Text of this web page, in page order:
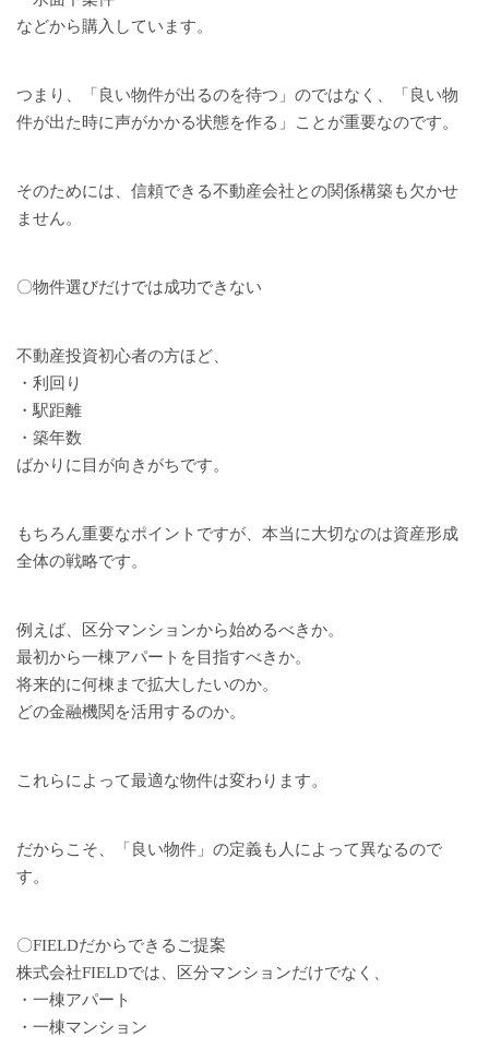
などから購入しています。
つまり、「良い物件が出るのを待つ」のではなく、「良い物
件が出た時に声がかかる状態を作る」ことが重要なのです。
そのためには、信頼できる不動産会社との関係構築も欠かせ
ません。
〇物件選びだけでは成功できない
不動産投資初心者の方ほど、
・利回り
・駅距離
・築年数
ばかりに目が向きがちです。
もちろん重要なポイントですが、本当に大切なのは資産形成
全体の戦略です。
例えば、区分マンションから始めるべきか。
最初から一棟アパートを目指すべきか。
将来的に何棟まで拡大したいのか。
どの金融機関を活用するのか。
これらによって最適な物件は変わります。
だからこそ、「良い物件」の定義も人によって異なるので
す。
〇FIELDだからできるご提案
株式会社FIELDでは、区分マンションだけでなく、
・一棟アパート
・一棟マンション